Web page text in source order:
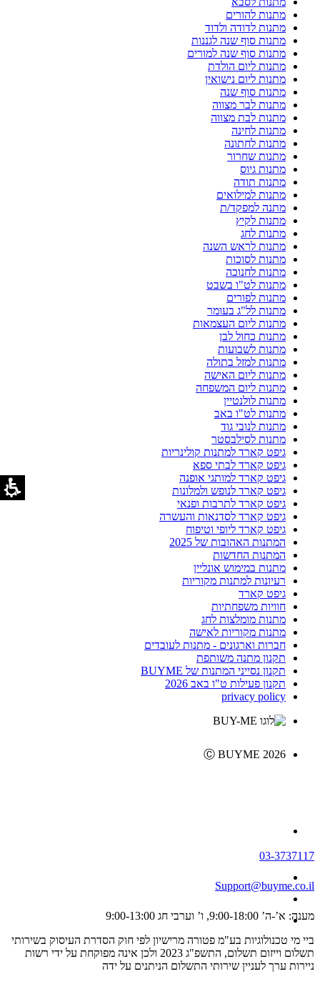
מתנות להורים
מתנות לדודה ולדוד
מתנות סוף שנה לגננות
מתנות סוף שנה למורים
מתנות ליום הולדת
מתנות ליום נישואין
מתנות סוף שנה
מתנות לבר מצווה
מתנות לבת מצווה
מתנות לחינה
מתנות לחתונה
מתנות שחרור
מתנות גיוס
מתנות תודה
מתנות למילואים
מתנה למפקד/ת
מתנות לקיץ
מתנות לחג
מתנות לראש השנה
מתנות לסוכות
מתנות לחנוכה
מתנות לט"ו בשבט
מתנות לפורים
מתנות לל"ג בעומר
מתנות ליום העצמאות
מתנות כחול לבן
מתנות לשבועות
מתנות למזל בתולה
מתנות ליום האישה
מתנות ליום המשפחה
מתנות לולנטיין
מתנות לט"ו באב
מתנות לנובי גוד
מתנות לסילבסטר
גיפט קארד למתנות קולינריות
גיפט קארד לבתי ספא
גיפט קארד למותגי אופנה
גיפט קארד לנופש ולמלונות
גיפט קארד לתרבות ופנאי
גיפט קארד לסדנאות והעשרה
גיפט קארד ליופי וטיפוח
המתנות האהובות של 2025
המתנות החדשות
מתנות במימוש אונליין
רעיונות למתנות מקוריות
גיפט קארד
חוויות משפחתיות
מתנות מומלצות לחג
מתנות מקוריות לאישה
חברות וארגונים - מתנות לעובדים
תקנון מתנה משותפת
תקנון נסייני המתנות של BUYME
תקנון פעילות ט"ו באב 2026
privacy policy
Ⓒ BUYME 2026
03-3737117
Support@buyme.co.il
מענה: א’-ה’ 9:00-18:00, ו’ וערבי חג 9:00-13:00
ביי מי טכנולוגיות בע"מ פטורה מרישיון לפי חוק הסדרת העיסוק בשירותי
תשלום וייזום תשלום, התשפ"ג 2023 ולכן אינה מפוקחת על ידי רשות
ניירות ערך לעניין שירותי התשלום הניתנים על ידה